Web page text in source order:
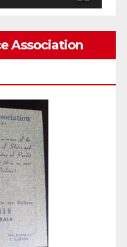
Association